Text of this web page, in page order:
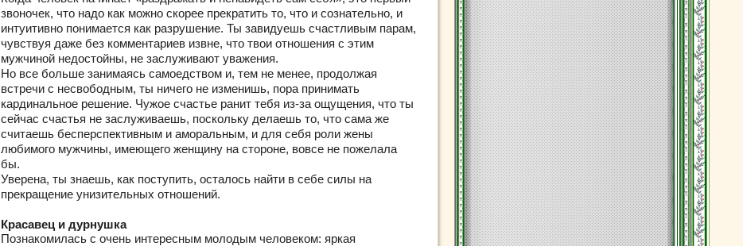
звоночек, что надо как можно скорее прекратить то, что и сознательно, и
интуитивно понимается как разрушение. Ты завидуешь счастливым парам,
чувствуя даже без комментариев извне, что твои отношения с этим
мужчиной недостойны, не заслуживают уважения.
Но все больше занимаясь самоедством и, тем не менее, продолжая
встречи с несвободным, ты ничего не изменишь, пора принимать
кардинальное решение. Чужое счастье ранит тебя из-за ощущения, что ты
сейчас счастья не заслуживаешь, поскольку делаешь то, что сама же
считаешь бесперспективным и аморальным, и для себя роли жены
любимого мужчины, имеющего женщину на стороне, вовсе не пожелала
бы.
Уверена, ты знаешь, как поступить, осталось найти в себе силы на
прекращение унизительных отношений.
Красавец и дурнушка
Познакомилась с очень интересным молодым человеком: яркая